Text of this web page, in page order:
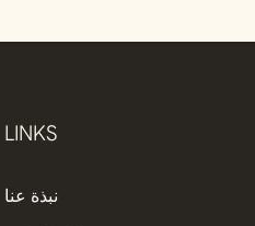
LINKS
نبذة عنا